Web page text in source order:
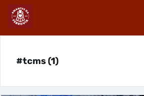
#tcms (1)